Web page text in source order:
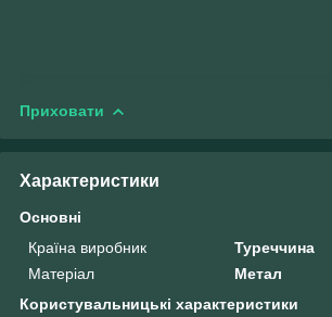
Приховати
Характеристики
Основні
Країна виробник
Туреччина
Матеріал
Метал
Користувальницькі характеристики